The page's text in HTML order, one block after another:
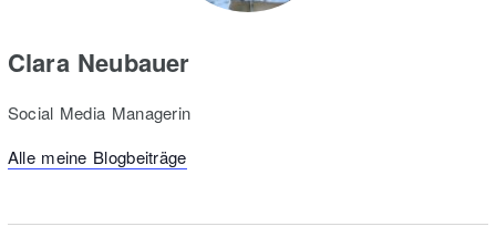
Clara Neubauer
Social Media Managerin
Alle meine Blogbeiträge